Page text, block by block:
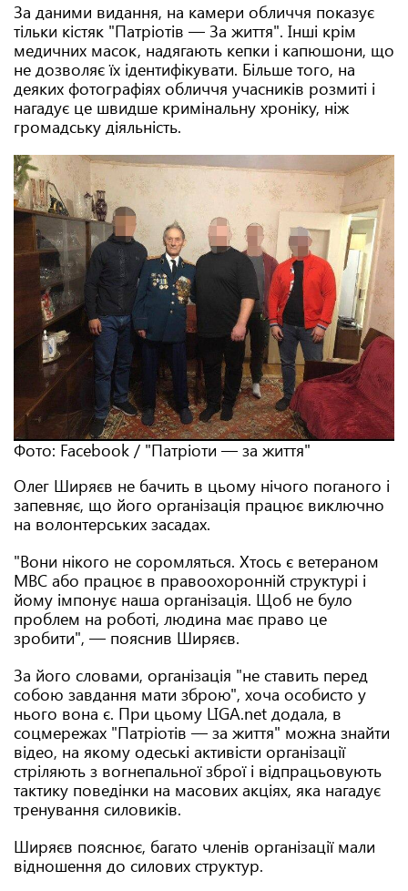
За даними видання, на камери обличчя показує
тільки кістяк "Патріотів — За життя". Інші крім
медичних масок, надягають кепки і капюшони, що
не дозволяє їх ідентифікувати. Більше того, на
деяких фотографіях обличчя учасників розмиті і
нагадує це швидше кримінальну хроніку, ніж
громадську діяльність.
Фото: Facebook / "Патріоти — за життя"
Олег Ширяєв не бачить в цьому нічого поганого і
запевняє, що його організація працює виключно
на волонтерських засадах.
"Вони нікого не соромляться. Хтось є ветераном
МВС або працює в правоохоронній структурі і
йому імпонує наша організація. Щоб не було
проблем на роботі, людина має право це
зробити", — пояснив Ширяєв.
За його словами, організація "не ставить перед
собою завдання мати зброю", хоча особисто у
нього вона є. При цьому LIGA.net додала, в
соцмережах "Патріотів — за життя" можна знайти
відео, на якому одеські активісти організації
стріляють з вогнепальної зброї і відпрацьовують
тактику поведінки на масових акціях, яка нагадує
тренування силовиків.
Ширяєв пояснює, багато членів організації мали
відношення до силових структур.